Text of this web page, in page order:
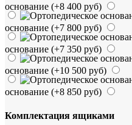
основание (+8 400 руб)
основание (+7 800 руб)
основание (+7 350 руб)
основание (+10 500 руб)
основание (+8 850 руб)
Комплектация ящиками